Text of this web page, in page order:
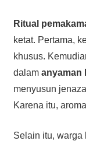
Ritual
ketat. Pertama,
khusus.
dalam anyaman
menyusun
Karena itu,
Selain itu, warga